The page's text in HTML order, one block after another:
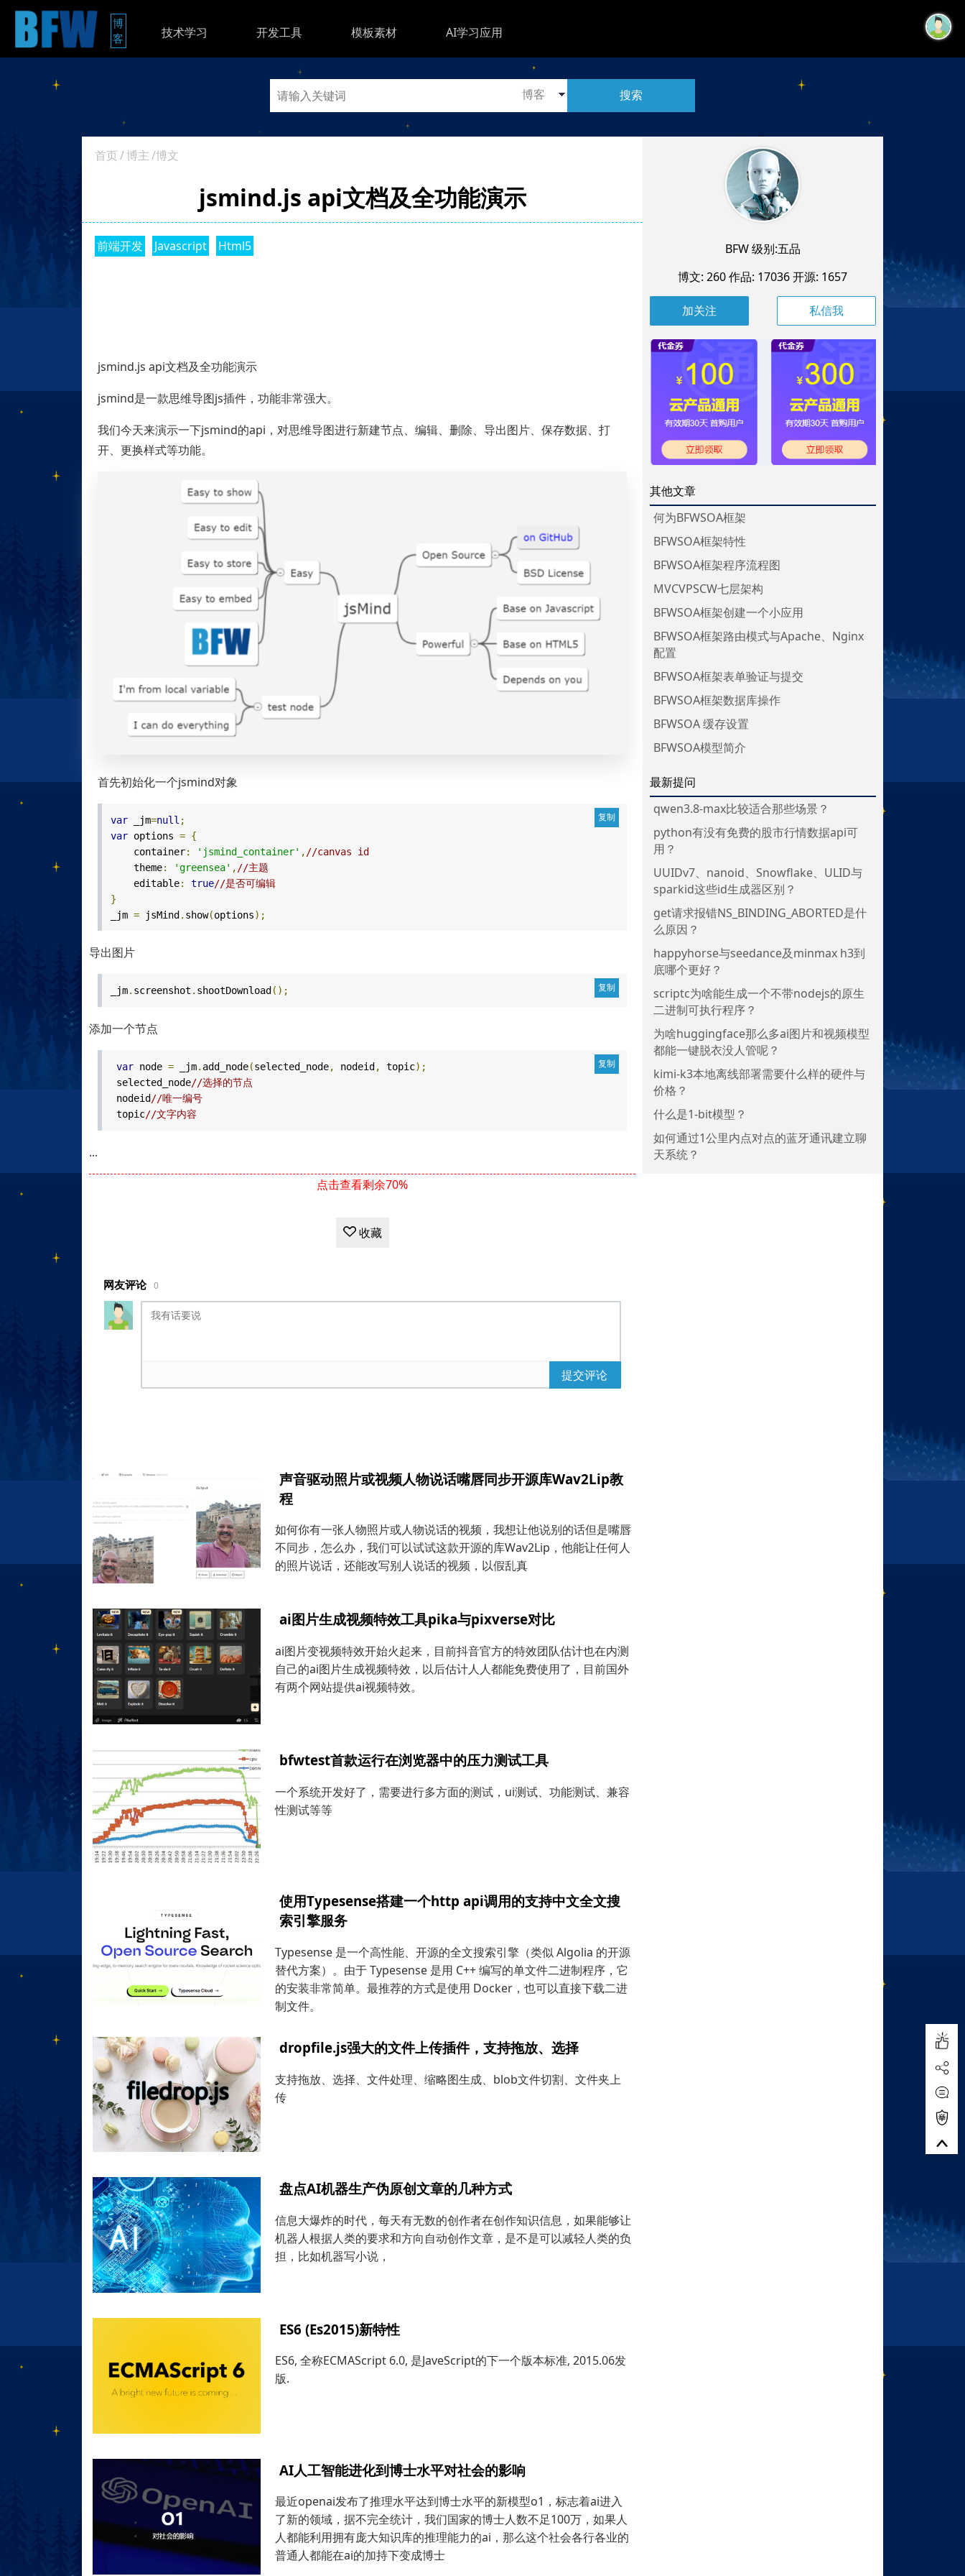
博
客
技术学习 开发工具 模板素材 AI学习应用
搜索
首页/博主/博文
jsmind.js api文档及全功能演示
前端开发 Javascript Html5
jsmind.js api文档及全功能演示
jsmind是一款思维导图js插件，功能非常强大。
我们今天来演示一下jsmind的api，对思维导图进行新建节点、编辑、删除、导出图片、保存数据、打
开、更换样式等功能。
首先初始化一个jsmind对象
var_jm=null ;
varoptions = {
container: 'jsmind_container' , //canvas id
theme: 'greensea' , //主题
editable: true//是否可编辑
}
_jm =jsMind. show(options);
导出图片
_jm. screenshot . shootDownload ();
添加一个节点
varnode =_jm. add_node(selected_node, nodeid , topic);
selected_node//选择的节点
nodeid //唯一编号
topic//文字内容
...
点击查看剩余70%
收藏
网友评论 0
提交评论
声音驱动照片或视频人物说话嘴唇同步开源库Wav2Lip教
程
如何你有一张人物照片或人物说话的视频，我想让他说别的话但是嘴唇
不同步，怎么办，我们可以试试这款开源的库Wav2Lip，他能让任何人
的照片说话，还能改写别人说话的视频，以假乱真
ai图片生成视频特效工具pika与pixverse对比
ai图片变视频特效开始火起来，目前抖音官方的特效团队估计也在内测
自己的ai图片生成视频特效，以后估计人人都能免费使用了，目前国外
有两个网站提供ai视频特效。
bfwtest首款运行在浏览器中的压力测试工具
一个系统开发好了，需要进行多方面的测试，ui测试、功能测试、兼容
性测试等等
使用Typesense搭建一个http api调用的支持中文全文搜
索引擎服务
Typesense 是一个高性能、开源的全文搜索引擎（类似 Algolia 的开源
替代方案）。由于 Typesense 是用 C++ 编写的单文件二进制程序，它
的安装非常简单。最推荐的方式是使用 Docker，也可以直接下载二进
制文件。
dropfile.js强大的文件上传插件，支持拖放、选择
支持拖放、选择、文件处理、缩略图生成、blob文件切割、文件夹上
传
盘点AI机器生产伪原创文章的几种方式
信息大爆炸的时代，每天有无数的创作者在创作知识信息，如果能够让
机器人根据人类的要求和方向自动创作文章，是不是可以减轻人类的负
担，比如机器写小说，
ES6 (Es2015)新特性
ES6, 全称ECMAScript 6.0, 是JaveScript的下一个版本标准, 2015.06发
版.
AI人工智能进化到博士水平对社会的影响
最近openai发布了推理水平达到博士水平的新模型o1，标志着ai进入
了新的领域，据不完全统计，我们国家的博士人数不足100万，如果人
人都能利用拥有庞大知识库的推理能力的ai，那么这个社会各行各业的
普通人都能在ai的加持下变成博士
BFW 级别:五品
博文: 260 作品: 17036 开源: 1657
私信我
其他文章
何为BFWSOA框架
BFWSOA框架特性
BFWSOA框架程序流程图
MVCVPSCW七层架构
BFWSOA框架创建一个小应用
BFWSOA框架路由模式与Apache、Nginx
配置
BFWSOA框架表单验证与提交
BFWSOA框架数据库操作
BFWSOA 缓存设置
BFWSOA模型简介
最新提问
qwen3.8-max比较适合那些场景？
python有没有免费的股市行情数据api可
用？
UUIDv7、nanoid、Snowflake、ULID与
sparkid这些id生成器区别？
get请求报错NS_BINDING_ABORTED是什
么原因？
happyhorse与seedance及minmax h3到
底哪个更好？
scriptc为啥能生成一个不带nodejs的原生
二进制可执行程序？
为啥huggingface那么多ai图片和视频模型
都能一键脱衣没人管呢？
kimi-k3本地离线部署需要什么样的硬件与
价格？
什么是1-bit模型？
如何通过1公里内点对点的蓝牙通讯建立聊
天系统？